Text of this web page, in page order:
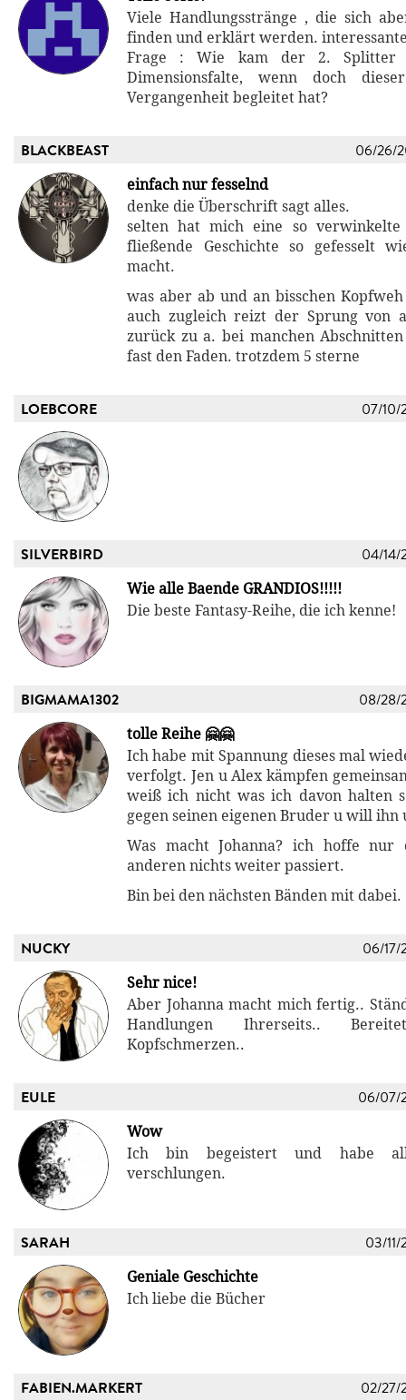
Viele Handlungsstränge , die sich
finden und erklärt werden.
Frage : Wie kam der 2. Splitter
Dimensionsfalte, wenn doch
Vergangenheit begleitet hat?
BLACKBEAST 06/26/
einfach nur fesselnd
denke die Überschrift sagt alles.
selten hat mich eine so
fließende Geschichte so gefesselt
macht.
was aber ab und an bisschen
auch zugleich reizt der Sprung von
zurück zu a. bei manchen
fast den Faden. trotzdem 5 sterne
LOEBCORE 07/10/
SILVERBIRD 04/14/
Wie alle Baende GRANDIOS!!!!!
Die beste Fantasy-Reihe, die ich kenne!
BIGMAMA1302 08/28/
tolle Reihe 🤗🤗
Ich habe mit Spannung dieses mal
verfolgt. Jen u Alex kämpfen
weiß ich nicht was ich davon halten
gegen seinen eigenen Bruder u will ihn
Was macht Johanna? ich hoffe
anderen nichts weiter passiert.
Bin bei den nächsten Bänden mit dabei.
NUCKY 06/17/
Sehr nice!
Aber Johanna macht mich fertig..
Handlungen Ihrerseits..
Kopfschmerzen..
EULE 06/07/
Wow
Ich bin begeistert und habe
verschlungen.
SARAH 03/11/
Geniale Geschichte
Ich liebe die Bücher
FABIEN.MARKERT 02/27/